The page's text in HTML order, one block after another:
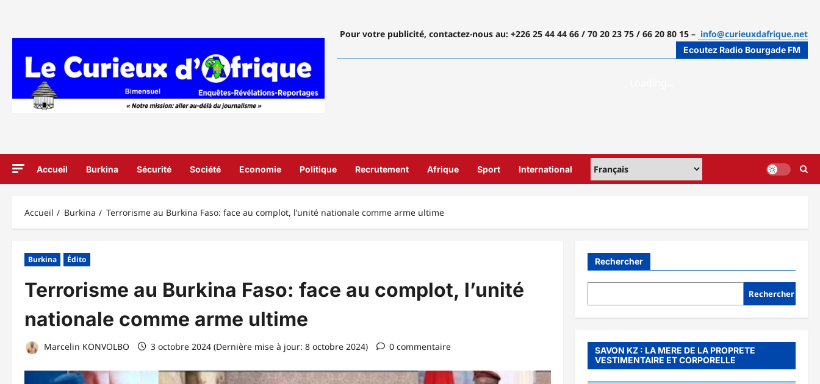
Pour votre publicité, contactez-nous au: +226 25 44 44 66 / 70 20 23 75 / 66 20 80 15 – info@curieuxdafrique.net
Ecoutez Radio Bourgade FM
Accueil Burkina Sécurité Société Economie Politique Recrutement Afrique Sport International
Accueil Burkina Terrorisme au Burkina Faso: face au complot, l’unité nationale comme arme ultime
Burkina Édito
Terrorisme au Burkina Faso: face au complot, l’unité
nationale comme arme ultime
Marcelin KONVOLBO 3 octobre 2024 (Dernière mise à jour: 8 octobre 2024) 0 commentaire
Rechercher
Rechercher
SAVON KZ : LA MERE DE LA PROPRETE
VESTIMENTAIRE ET CORPORELLE